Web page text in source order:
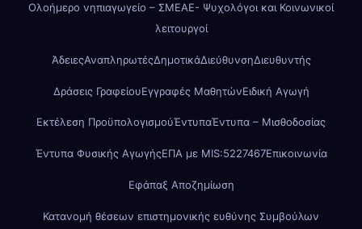
Ολοήμερο νηπιαγωγείο – ΣΜΕΑΕ- Ψυχολόγοι και Κοινωνικοί
λειτουργοί
ΆδειεςΑναπληρωτέςΔημοτικάΔιεύθυνσηΔιευθυντής
Δράσεις ΓραφείουΕγγραφές ΜαθητώνΕιδική Αγωγή
Εκτέλεση ΠροϋπολογισμούΈντυπαΈντυπα – Μισθοδοσίας
Έντυπα Φυσικής ΑγωγήςΕΠΑ με MIS:5227467Επικοινωνία
Εφάπαξ Αποζημίωση
Κατανομή θέσεων επιστημονικής ευθύνης Συμβούλων